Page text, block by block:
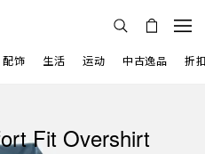
配饰 生活 运动 中古逸品 折
Fit Overshirt